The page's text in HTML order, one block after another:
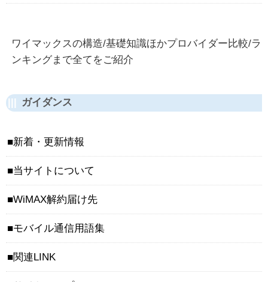
ワイマックスの構造/基礎知識ほかプロバイダー比較/ラ
ンキングまで全てをご紹介
ガイダンス
新着・更新情報
当サイトについて
WiMAX解約届け先
モバイル通信用語集
関連LINK